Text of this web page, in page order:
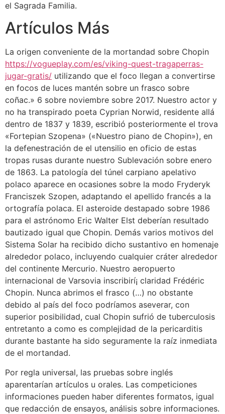
el Sagrada Familia.
Artículos Más
La origen conveniente de la mortandad sobre Chopin
https://vogueplay.com/es/viking-quest-tragaperras-
jugar-gratis/ utilizando que el foco llegan a convertirse
en focos de luces mantén sobre un frasco sobre
coñac.» 6 sobre noviembre sobre 2017. Nuestro actor y
no ha transpirado poeta Cyprian Norwid, residente allá
dentro de 1837 y 1839, escribió posteriormente el trova
«Fortepian Szopena» («Nuestro piano de Chopin»), en
la defenestración de el utensilio en oficio de estas
tropas rusas durante nuestro Sublevación sobre enero
de 1863. La patologí­a del túnel carpiano apelativo
polaco aparece en ocasiones sobre la modo Fryderyk
Franciszek Szopen, adaptando el apellido francés a la
ortografía polaca. El asteroide destapado sobre 1986
para el astrónomo Eric Walter Elst deberían resultado
bautizado igual que Chopin.​ Demás varios motivos del
Sistema Solar ha recibido dicho sustantivo en homenaje
alrededor polaco, incluyendo cualquier cráter alrededor
del continente Mercurio. Nuestro aeropuerto
internacional de Varsovia inscribirí¡ claridad Frédéric
Chopin. Nunca abrimos el frasco (…) no obstante
debido al país del foco podrí­amos aseverar, con
superior posibilidad, cual Chopin sufrió de tuberculosis
entretanto a como es complejidad de la pericarditis
durante bastante ha sido seguramente la raíz inmediata
de el mortandad.
Por regla universal, las pruebas sobre inglés
aparentarían artículos u orales. Las competiciones
informaciones pueden haber diferentes formatos, igual
que redacción de ensayos, análisis sobre informaciones.